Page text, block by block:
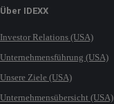
Über IDEXX
Investor Relations (USA)
Unternehmensführung (USA)
Unsere Ziele (USA)
Unternehmensübersicht (USA)